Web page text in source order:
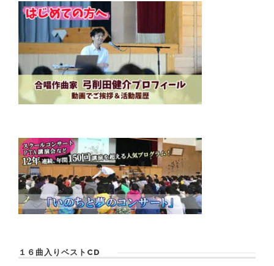
１６曲入りベストCD